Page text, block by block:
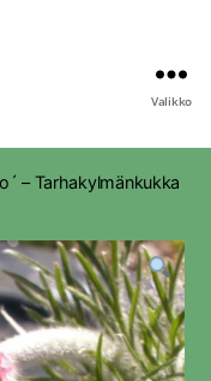
Valikko
– Tarhakylmänkukka